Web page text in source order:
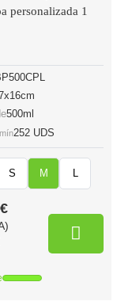
personalizada 1
500ml
252 UDS
S M L